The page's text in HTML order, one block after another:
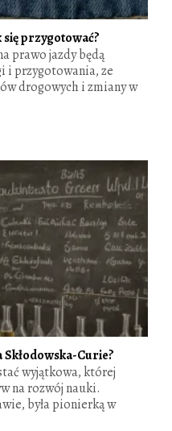
się przygotować?
prawo jazdy będą
i przygotowania, ze
drogowych i zmiany w
Curie?
wyjątkowa, której
na rozwój nauki.
była pionierką w